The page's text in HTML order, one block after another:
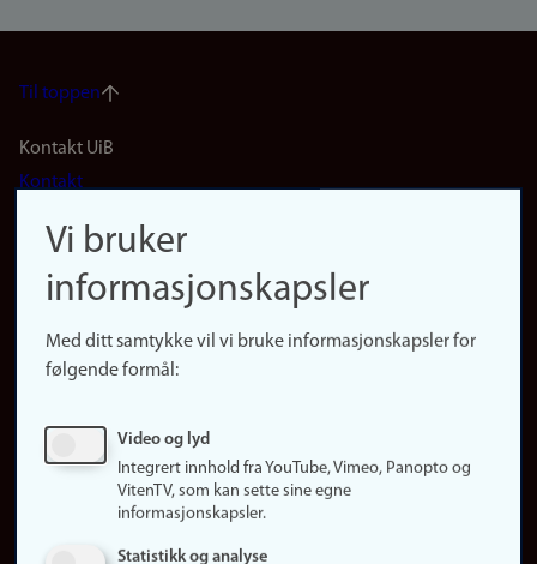
Til toppen
Footer
(no)
Kontakt UiB
Kontakt
Finn forsker
Presse
Finn studier
Ledige stillinger
Vi bruker
informasjonskapsler
Med ditt samtykke vil vi bruke informasjonskapsler for
følgende formål:
Video og lyd
Integrert innhold fra YouTube, Vimeo, Panopto og
VitenTV, som kan sette sine egne
informasjonskapsler.
Statistikk og analyse